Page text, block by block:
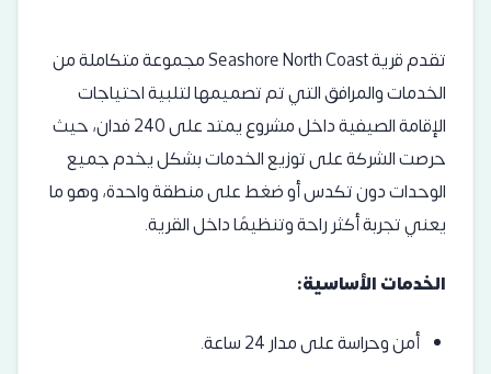
تقدم قرية Seashore North Coast مجموعة متكاملة من
الخدمات والمرافق التي تم تصميمها لتلبية احتياجات
الإقامة الصيفية داخل مشروع يمتد على 240 فدان، حيث
حرصت الشركة على توزيع الخدمات بشكل يخدم جميع
الوحدات دون تكدس أو ضغط على منطقة واحدة، وهو ما
يعني تجربة أكثر راحة وتنظيمًا داخل القرية.
الخدمات الأساسية:
أمن وحراسة على مدار 24 ساعة.